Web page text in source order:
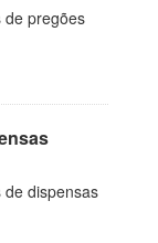
de pregões
de dispensas